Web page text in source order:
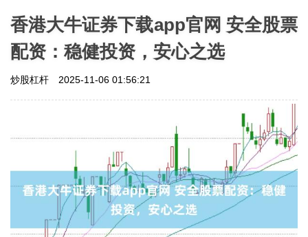
香港大牛证券下载app官网 安全股票
配资：稳健投资，安心之选
炒股杠杆 2025-11-06 01:56:21